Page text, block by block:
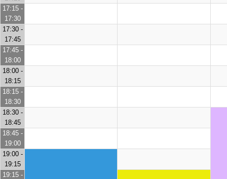
17:15 -
17:30
17:30 -
17:45
17:45 -
18:00
18:00 -
18:15
18:15 -
18:30
18:30 -
18:45
18:45 -
19:00
19:00 -
19:15
19:15 -